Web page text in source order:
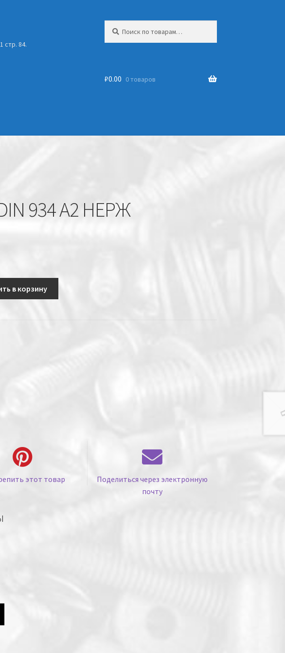
стр. 84.
₽0.00 0 товаров
934 А2 НЕРЖ
в корзину
этот товар
Поделиться через электронную
почту